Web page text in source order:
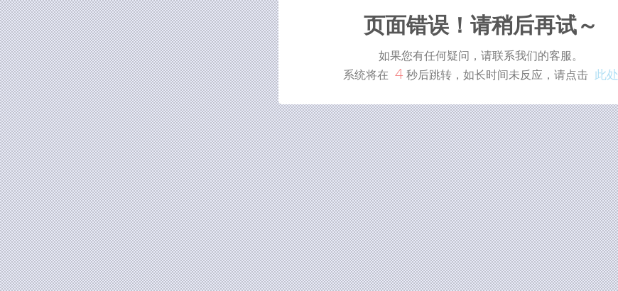
页面错误！请稍后再试～
如果您有任何疑问，请联系我们的客服。
系统将在 4 秒后跳转，如长时间未反应，请点击 此处